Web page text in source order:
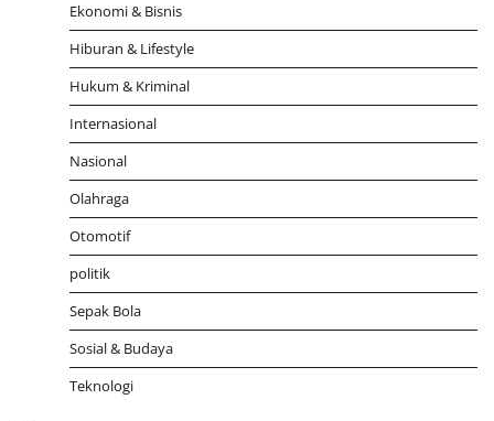
Ekonomi & Bisnis
Hiburan & Lifestyle
Hukum & Kriminal
Internasional
Nasional
Olahraga
Otomotif
politik
Sepak Bola
Sosial & Budaya
Teknologi